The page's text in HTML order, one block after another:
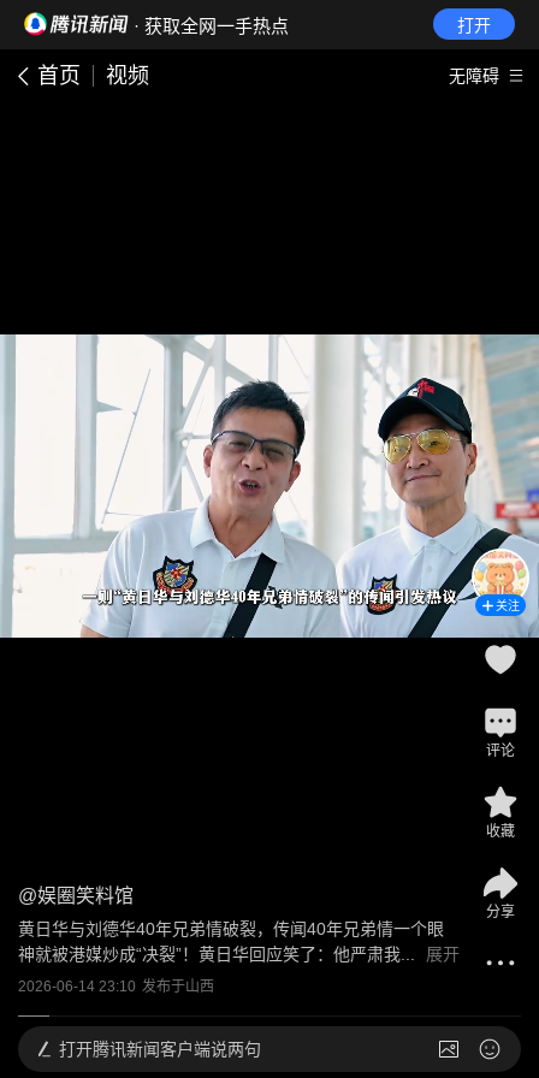
· 获取全网一手热点 打开
首页 视频 无障碍
@娱圈笑料馆
黄日华与刘德华40年兄弟情破裂，传闻40年兄弟情一个眼
神就被港媒炒成“决裂”！黄日华回应笑了：他严肃我...
展开
2026-06-14 23:10 发布于山西
关注
评论
收藏
分享
打开腾讯新闻客户端说两句